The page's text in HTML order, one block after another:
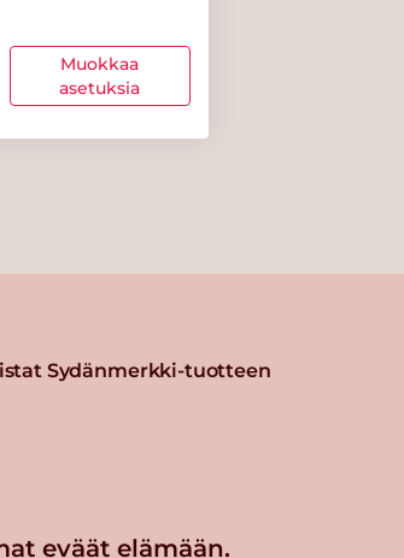
Sydänmerkki-tuotteen
eväät elämään.
Muokkaa
asetuksia